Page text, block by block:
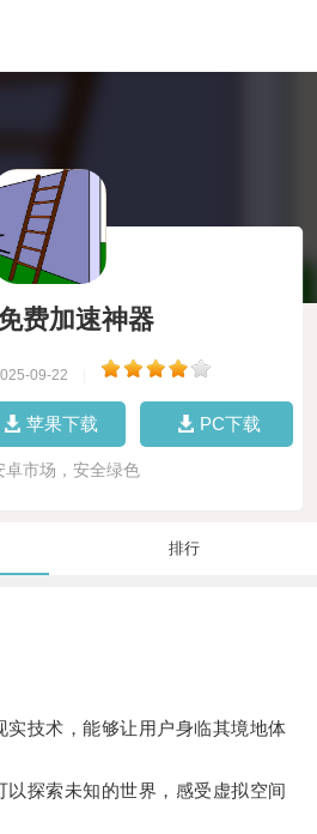
费加速神器
09-22
苹果下载 PC下载
卓市场，安全绿色
排行
技术，能够让用户身临其境地体
探索未知的世界，感受虚拟空间